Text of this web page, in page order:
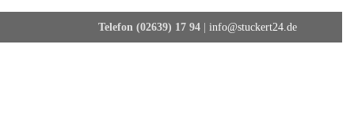
Telefon (02639) 17 94 info@stuckert24.de